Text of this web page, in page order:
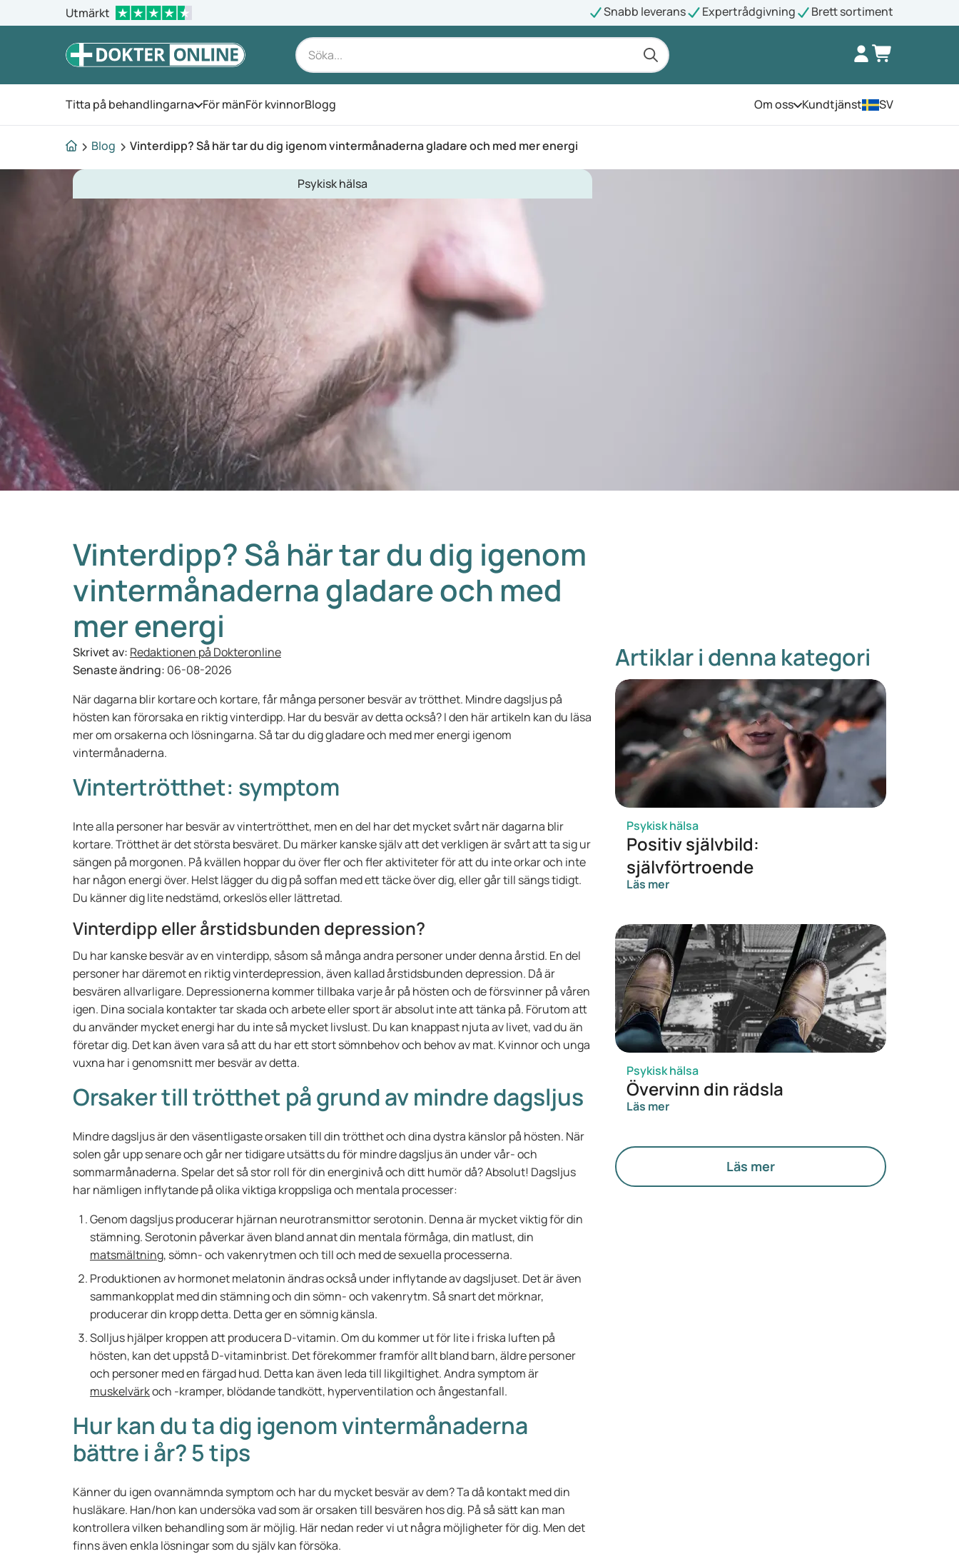
Utmärkt Snabb leverans Expertrådgivning Brett sortiment
Titta på behandlingarna Öppna menyn
För mänFör kvinnorBlogg Om ossÖppna menyn
Kundtjänst SV
Blog Vinterdipp? Så här tar du dig igenom vintermånaderna gladare och med mer energi
Psykisk hälsa
Vinterdipp? Så här tar du dig igenom
vintermånaderna gladare och med
mer energi
Skrivet av: Redaktionen på Dokteronline
Senaste ändring: 06-08-2026
När dagarna blir kortare och kortare, får många personer besvär av trötthet. Mindre dagsljus på
hösten kan förorsaka en riktig vinterdipp. Har du besvär av detta också? I den här artikeln kan du läsa
mer om orsakerna och lösningarna. Så tar du dig gladare och med mer energi igenom
vintermånaderna.
Vintertrötthet: symptom
Inte alla personer har besvär av vintertrötthet, men en del har det mycket svårt när dagarna blir
kortare. Trötthet är det största besväret. Du märker kanske själv att det verkligen är svårt att ta sig ur
sängen på morgonen. På kvällen hoppar du över fler och fler aktiviteter för att du inte orkar och inte
har någon energi över. Helst lägger du dig på soffan med ett täcke över dig, eller går till sängs tidigt.
Du känner dig lite nedstämd, orkeslös eller lättretad.
Vinterdipp eller årstidsbunden depression?
Du har kanske besvär av en vinterdipp, såsom så många andra personer under denna årstid. En del
personer har däremot en riktig vinterdepression, även kallad årstidsbunden depression. Då är
besvären allvarligare. Depressionerna kommer tillbaka varje år på hösten och de försvinner på våren
igen. Dina sociala kontakter tar skada och arbete eller sport är absolut inte att tänka på. Förutom att
du använder mycket energi har du inte så mycket livslust. Du kan knappast njuta av livet, vad du än
företar dig. Det kan även vara så att du har ett stort sömnbehov och behov av mat. Kvinnor och unga
vuxna har i genomsnitt mer besvär av detta.
Orsaker till trötthet på grund av mindre dagsljus
Mindre dagsljus är den väsentligaste orsaken till din trötthet och dina dystra känslor på hösten. När
solen går upp senare och går ner tidigare utsätts du för mindre dagsljus än under vår- och
sommarmånaderna. Spelar det så stor roll för din energinivå och ditt humör då? Absolut! Dagsljus
har nämligen inflytande på olika viktiga kroppsliga och mentala processer:
Genom dagsljus producerar hjärnan neurotransmittor serotonin. Denna är mycket viktig för din
stämning. Serotonin påverkar även bland annat din mentala förmåga, din matlust, din
matsmältning, sömn- och vakenrytmen och till och med de sexuella processerna.
Produktionen av hormonet melatonin ändras också under inflytande av dagsljuset. Det är även
sammankopplat med din stämning och din sömn- och vakenrytm. Så snart det mörknar,
producerar din kropp detta. Detta ger en sömnig känsla.
Solljus hjälper kroppen att producera D-vitamin. Om du kommer ut för lite i friska luften på
hösten, kan det uppstå D-vitaminbrist. Det förekommer framför allt bland barn, äldre personer
och personer med en färgad hud. Detta kan även leda till likgiltighet. Andra symptom är
muskelvärkoch -kramper, blödande tandkött, hyperventilation och ångestanfall.
Hur kan du ta dig igenom vintermånaderna
bättre i år? 5 tips
Känner du igen ovannämnda symptom och har du mycket besvär av dem? Ta då kontakt med din
husläkare. Han/hon kan undersöka vad som är orsaken till besvären hos dig. På så sätt kan man
kontrollera vilken behandling som är möjlig. Här nedan reder vi ut några möjligheter för dig. Men det
finns även enkla lösningar som du själv kan försöka.
Artiklar i denna kategori
Psykisk hälsa
Positiv självbild:
självförtroende
Läs mer
Psykisk hälsa
Övervinn din rädsla
Läs mer
Läs mer